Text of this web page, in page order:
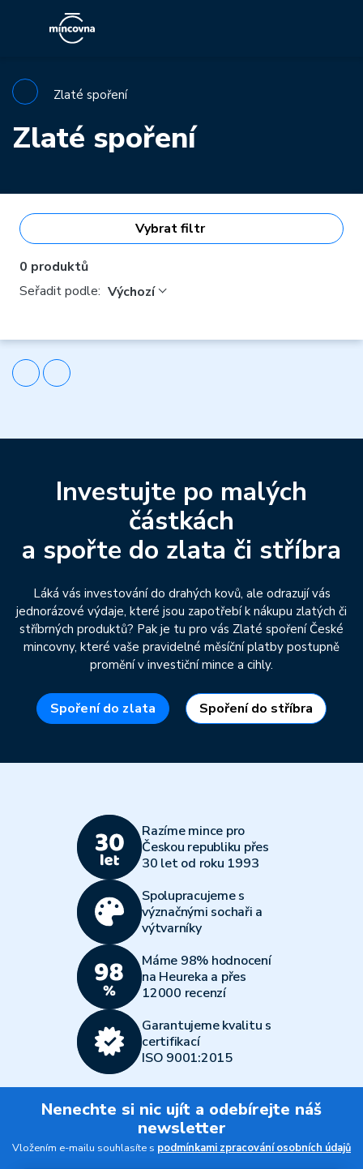
Zlaté spoření
Zlaté spoření
Vybrat filtr
0 produktů
Seřadit podle: Výchozí
Investujte po malých
částkách
a spořte do zlata či stříbra
Láká vás investování do drahých kovů, ale odrazují vás
jednorázové výdaje, které jsou zapotřebí k nákupu zlatých či
stříbrných produktů? Pak je tu pro vás Zlaté spoření České
mincovny, které vaše pravidelné měsíční platby postupně
promění v investiční mince a cihly.
Spoření do zlata Spoření do stříbra
Razíme mince pro
Českou republiku přes
30 let od roku 1993
Spolupracujeme s
význačnými sochaři a
výtvarníky
Máme 98% hodnocení
na Heureka a přes
12000 recenzí
Garantujeme kvalitu s
certifikací
ISO 9001:2015
Nenechte si nic ujít a odebírejte náš
newsletter
Vložením e-mailu souhlasíte s podmínkami zpracování osobních údajů